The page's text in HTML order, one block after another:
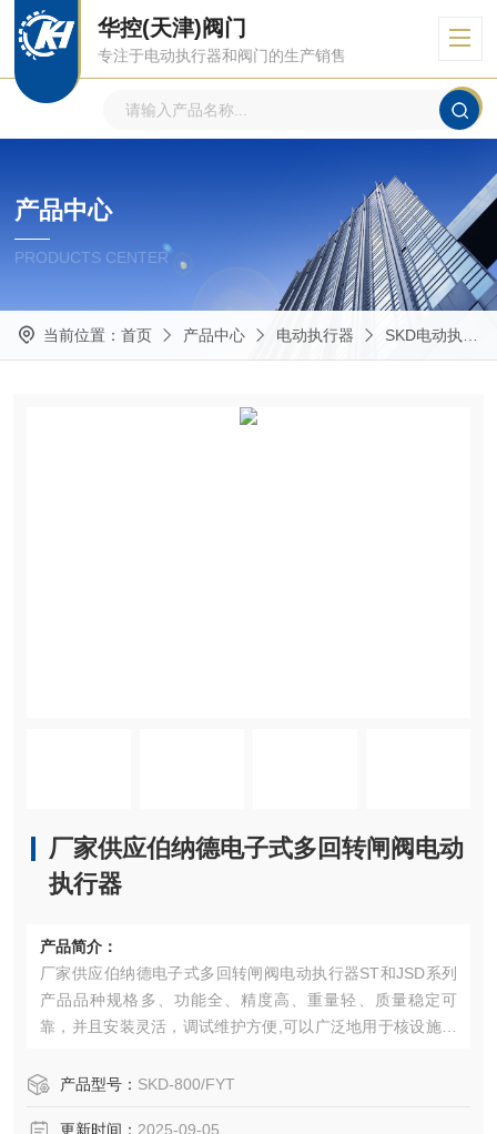
华控(天津)阀门
专注于电动执行器和阀门的生产销售
产品中心
PRODUCTS CENTER
当前位置： 首页 产品中心 电动执行器 SKD电动执行器
厂家供应伯纳德电子式多回转闸阀电动
执行器
产品简介：
厂家供应伯纳德电子式多回转闸阀电动执行器ST和JSD系列
产品品种规格多、功能全、精度高、重量轻、质量稳定可
靠，并且安装灵活，调试维护方便,可以广泛地用于核设施、
业生产过程的自动控制。
产品型号： SKD-800/FYT
更新时间： 2025-09-05